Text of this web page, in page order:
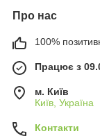
Про нас
100%
Працює з
м. Київ
Київ, Україна
Контакти